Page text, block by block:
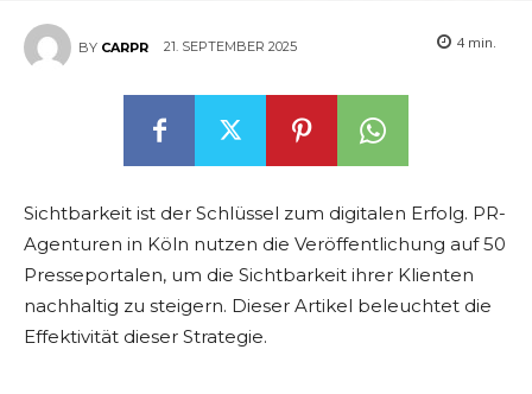
BY CARPR 21. SEPTEMBER 2025 4 min.
Sichtbarkeit ist der Schlüssel zum digitalen Erfolg. PR-
Agenturen in Köln nutzen die Veröffentlichung auf 50
Presseportalen, um die Sichtbarkeit ihrer Klienten
nachhaltig zu steigern. Dieser Artikel beleuchtet die
Effektivität dieser Strategie.